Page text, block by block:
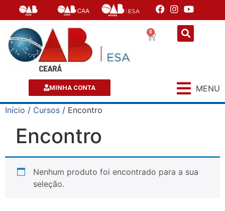
0
MINHA CONTA MENU
Início / Cursos / Encontro
Encontro
Nenhum produto foi encontrado para a sua
seleção.